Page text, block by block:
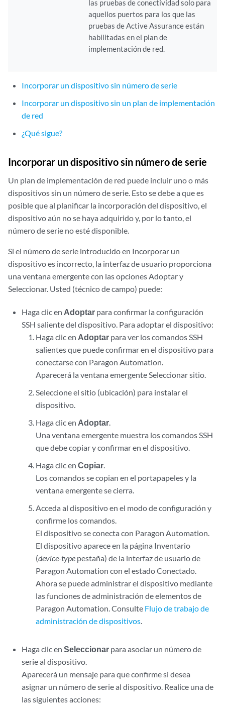
las pruebas de conectividad solo para
aquellos puertos para los que las
pruebas de Active Assurance están
habilitadas en el plan de
implementación de red.
Incorporar un dispositivo sin número de serie
Incorporar un dispositivo sin un plan de implementación
de red
¿Qué sigue?
Incorporar un dispositivo sin número de serie
Un plan de implementación de red puede incluir uno o más
dispositivos sin un número de serie. Esto se debe a que es
posible que al planificar la incorporación del dispositivo, el
dispositivo aún no se haya adquirido y, por lo tanto, el
número de serie no esté disponible.
Si el número de serie introducido en Incorporar un
dispositivo es incorrecto, la interfaz de usuario proporciona
una ventana emergente con las opciones Adoptar y
Seleccionar. Usted (técnico de campo) puede:
Haga clic en Adoptar para confirmar la configuración
SSH saliente del dispositivo. Para adoptar el dispositivo:
Haga clic en Adoptarpara ver los comandos SSH
salientes que puede confirmar en el dispositivo para
conectarse con Paragon Automation.
Aparecerá la ventana emergente Seleccionar sitio.
Seleccione el sitio (ubicación) para instalar el
dispositivo.
Haga clic en Adoptar.
Una ventana emergente muestra los comandos SSH
que debe copiar y confirmar en el dispositivo.
Haga clic en Copiar.
Los comandos se copian en el portapapeles y la
ventana emergente se cierra.
Acceda al dispositivo en el modo de configuración y
confirme los comandos.
El dispositivo se conecta con Paragon Automation.
El dispositivo aparece en la página Inventario
(device-typepestaña) de la interfaz de usuario de
Paragon Automation con el estado Conectado.
Ahora se puede administrar el dispositivo mediante
las funciones de administración de elementos de
Paragon Automation. Consulte Flujo de trabajo de
administración de dispositivos.
Haga clic enSeleccionar para asociar un número de
serie al dispositivo.
Aparecerá un mensaje para que confirme si desea
asignar un número de serie al dispositivo. Realice una de
las siguientes acciones: